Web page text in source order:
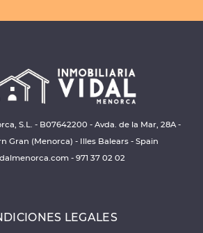
S.L. - B07642200 - Avda. de la Mar, 28A -
Gran (Menorca) - Illes Balears - Spain
- 971 37 02 02
LEGALES